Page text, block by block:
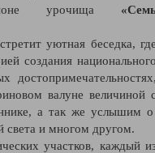
урочища
уютная беседка,
создания
валуне величиной
а так же услышим
света и многом другом.
участков, каждый